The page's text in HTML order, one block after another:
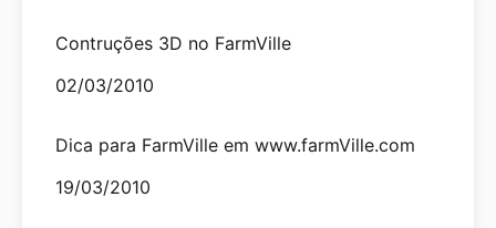
Contruções 3D no FarmVille
Date
02/03/2010
Dica para FarmVille em www.farmVille.com
Date
19/03/2010